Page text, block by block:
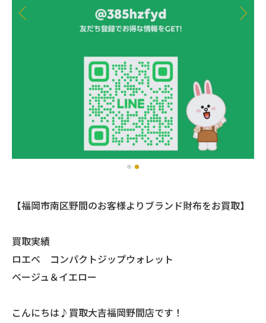
【福岡市南区野間のお客様よりブランド財布をお買取】
買取実績
ロエベ コンパクトジップウォレット
ベージュ＆イエロー
こんにちは♪買取大吉福岡野間店です！